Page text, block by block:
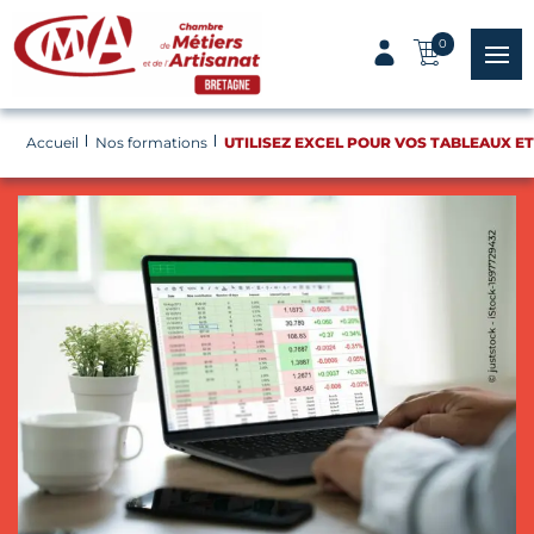
Panneau de gestion des cookies
0
menu
Accueil Nos formations UTILISEZ EXCEL POUR VOS TABLEAUX